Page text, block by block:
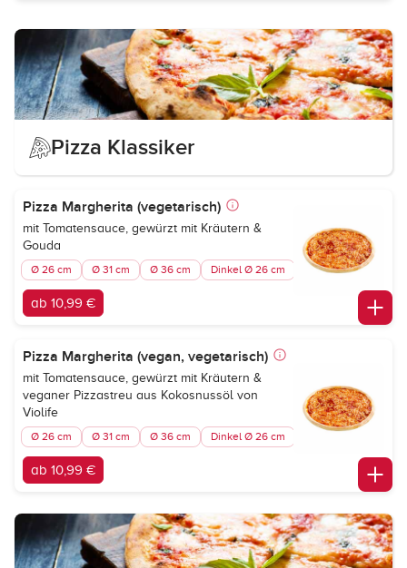
Pizza Klassiker
Pizza Margherita (vegetarisch)
mit Tomatensauce, gewürzt mit Kräutern &
Gouda
Ø 26 cm Ø 31 cm Ø 36 cm Dinkel Ø 26 cm
ab 10,99 €
Pizza Margherita (vegan, vegetarisch)
mit Tomatensauce, gewürzt mit Kräutern &
veganer Pizzastreu aus Kokosnussöl von
Violife
Ø 26 cm Ø 31 cm Ø 36 cm Dinkel Ø 26 cm
ab 10,99 €